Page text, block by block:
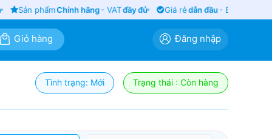
Sản phẩmChính hãng- VATđầy đủ Giá rẻ dẫn đầu- Bảo hành
Giỏ hàng Đăng nhập
Tình trạng: Mới Trạng thái : Còn hàng